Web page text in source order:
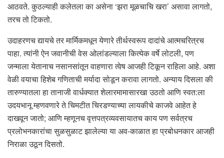
आठवते. कुठल्याही कलेतला का असेना ‘झरा मूळचाचि खरा’ असावा लागतो,
तरच तो टिकतो.
उदाहरणच द्यायचे तर मार्मिकमधून येणारे तीर्थस्वरूप दादांचे आत्मचरित्रच
पाहा. त्यांनी ऐन जवानीची वेस ओलांडल्याला कित्येक वर्षे लोटली, पण
जन्माला येतानाच नसानसांतून वाहणारा त्वेष आजही टिकून राहिला आहे. अशा
वेळी वयाचा हिशेब गणिताची मर्यादा सोडून करावा लागतो. अन्याय दिसला की
तारुण्यातला हा तानाजी वार्धक्यात शेलारमामासारखा उठतो आणि स्वत:ला
उदयभानू म्हणवणारे ते चिमटीत चिरडण्याच्या लायकीचे काजवे आहेत हे
दाखवून जातो; आणि म्हणूनच वृत्तपत्रव्यवसायातच काय पण सर्वत्रच
प्रलोभनकारांचा सुळसुळाट झालेल्या या अव-काळात हा प्रबोधनकार आजही
निराळा उठून दिसतो.